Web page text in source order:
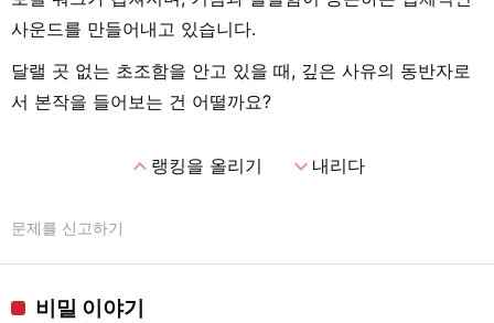
사운드를 만들어내고 있습니다.
달랠 곳 없는 초조함을 안고 있을 때, 깊은 사유의 동반자로
서 본작을 들어보는 건 어떨까요?
expand_less랭킹을 올리기 expand_more내리다
문제를 신고하기
비밀 이야기